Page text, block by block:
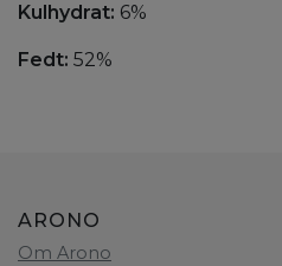
Kulhydrat: 6%
Fedt: 52%
ARONO
Om Arono